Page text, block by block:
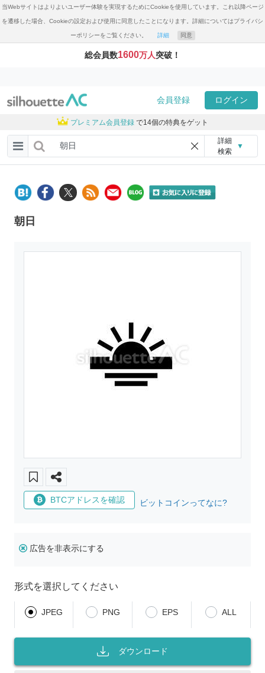
当Webサイトはよりよいユーザー体験を実現するためにCookieを使用しています。これ以降ページ
を遷移した場合、Cookieの設定および使用に同意したことになります。詳細についてはプライバシ
ーポリシーをご覧ください。 詳細 同意
総会員数1600万人突破！
会員登録 ログイン
プレミアム会員登録 で14個の特典をゲット
詳細
検索
▼
朝日
BTCアドレスを確認 ビットコインってなに?
広告を非表示にする
形式を選択してください
JPEG PNG EPS ALL
ダウンロード